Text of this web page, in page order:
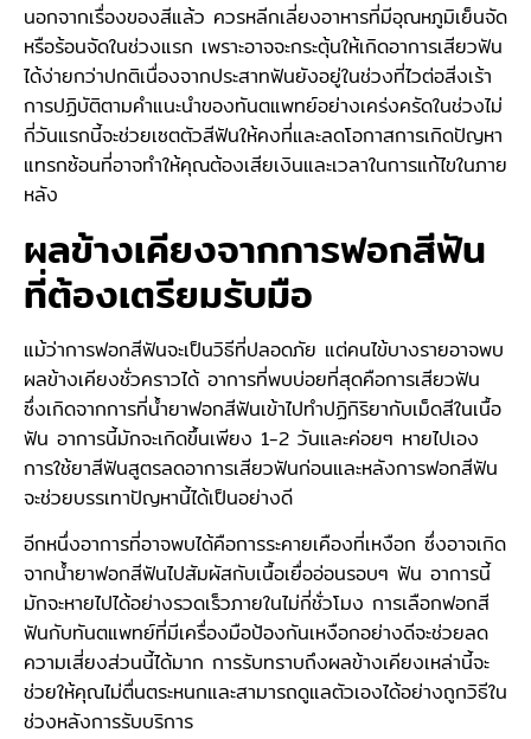
นอกจากเรื่องของสีแล้ว ควรหลีกเลี่ยงอาหารที่มีอุณหภูมิเย็นจัด
หรือร้อนจัดในช่วงแรก เพราะอาจจะกระตุ้นให้เกิดอาการเสียวฟัน
ได้ง่ายกว่าปกติเนื่องจากประสาทฟันยังอยู่ในช่วงที่ไวต่อสิ่งเร้า
การปฏิบัติตามคำแนะนำของทันตแพทย์อย่างเคร่งครัดในช่วงไม่
กี่วันแรกนี้จะช่วยเซตตัวสีฟันให้คงที่และลดโอกาสการเกิดปัญหา
แทรกซ้อนที่อาจทำให้คุณต้องเสียเงินและเวลาในการแก้ไขในภาย
หลัง
ผลข้างเคียงจากการฟอกสีฟัน
ที่ต้องเตรียมรับมือ
แม้ว่าการฟอกสีฟันจะเป็นวิธีที่ปลอดภัย แต่คนไข้บางรายอาจพบ
ผลข้างเคียงชั่วคราวได้ อาการที่พบบ่อยที่สุดคือการเสียวฟัน
ซึ่งเกิดจากการที่น้ำยาฟอกสีฟันเข้าไปทำปฏิกิริยากับเม็ดสีในเนื้อ
ฟัน อาการนี้มักจะเกิดขึ้นเพียง 1-2 วันและค่อยๆ หายไปเอง
การใช้ยาสีฟันสูตรลดอาการเสียวฟันก่อนและหลังการฟอกสีฟัน
จะช่วยบรรเทาปัญหานี้ได้เป็นอย่างดี
อีกหนึ่งอาการที่อาจพบได้คือการระคายเคืองที่เหงือก ซึ่งอาจเกิด
จากน้ำยาฟอกสีฟันไปสัมผัสกับเนื้อเยื่ออ่อนรอบๆ ฟัน อาการนี้
มักจะหายไปได้อย่างรวดเร็วภายในไม่กี่ชั่วโมง การเลือกฟอกสี
ฟันกับทันตแพทย์ที่มีเครื่องมือป้องกันเหงือกอย่างดีจะช่วยลด
ความเสี่ยงส่วนนี้ได้มาก การรับทราบถึงผลข้างเคียงเหล่านี้จะ
ช่วยให้คุณไม่ตื่นตระหนกและสามารถดูแลตัวเองได้อย่างถูกวิธีใน
ช่วงหลังการรับบริการ